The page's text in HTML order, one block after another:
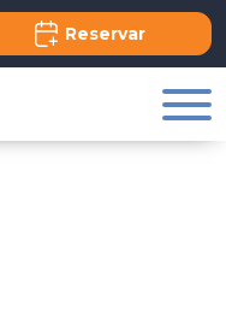
Reservar